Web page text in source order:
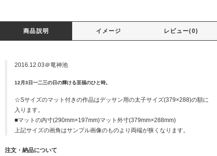
商品説明 イメージ レビュー(0)
2016.12.03＠竜神池
12月3日一二三の日の輝ける至福のひと時。
☆Sサイズのマット付きの作品はデッサン用の太子サイズ(379×288)の額に
入ります。
■マットの内寸(290mm×197mm)マット外寸(379mm×288mm)
上記サイズの画角はサンプル画像のものより両端が狭くなります。
注文・納品について